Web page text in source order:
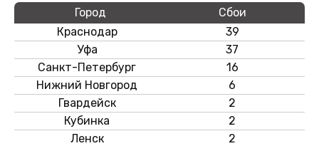
Город
Сбои
Краснодар
39
Уфа
37
Санкт-Петербург
16
Нижний Новгород
6
Гвардейск
2
Кубинка
2
Ленск
2